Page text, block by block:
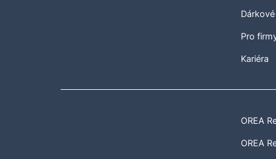
Pro
Kariéra
OREA
OREA